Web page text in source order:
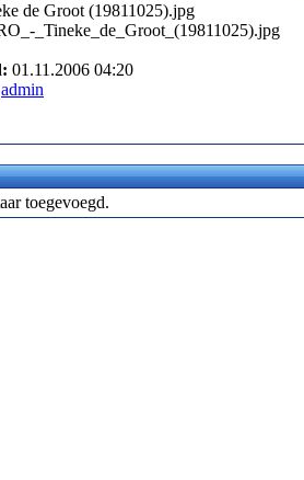
de Groot (19811025).jpg
_Tineke_de_Groot_(19811025).jpg
01.11.2006 04:20
admin
toegevoegd.